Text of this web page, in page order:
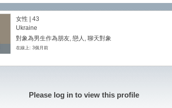
女性 | 43
Ukraine
對象為男生作為朋友, 戀人, 聊天對象
在線上: 3個月前
Please log in to view this profile